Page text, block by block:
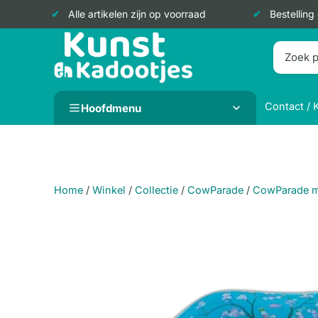
Alle artikelen zijn op voorraad
Hoofdmenu Contact /
Home / Winkel / Collectie / CowParade / CowParade